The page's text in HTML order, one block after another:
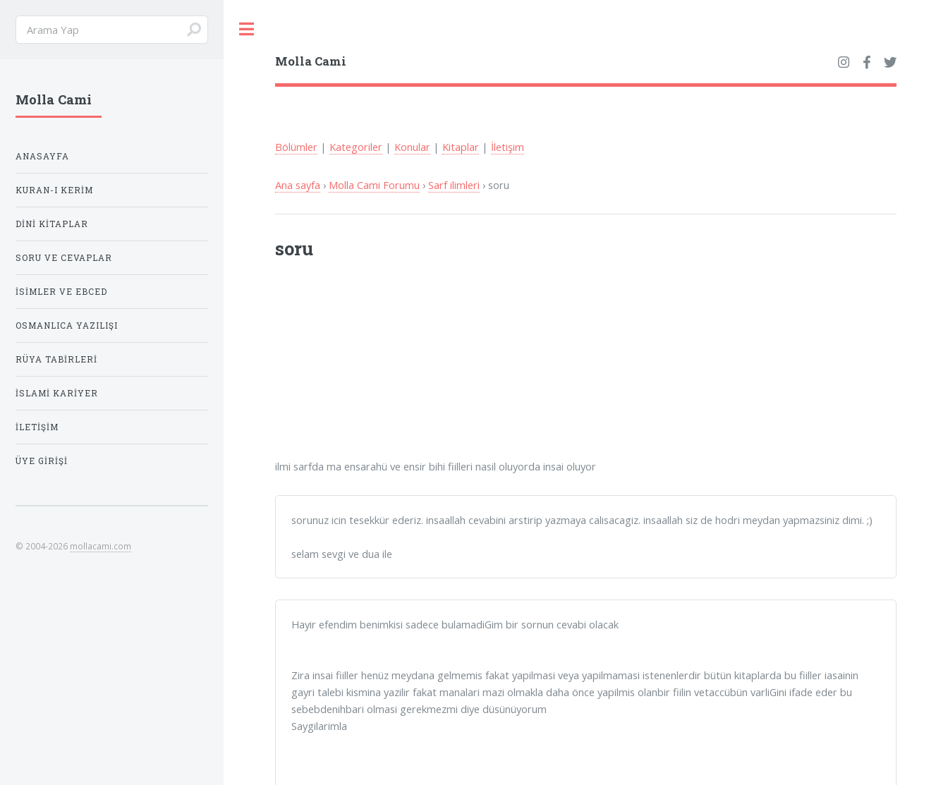
Molla Cami
Bölümler | Kategoriler | Konular | Kitaplar | İletişim
Ana sayfa › Molla Cami Forumu ›Sarf ilimleri › soru
soru
ilmi sarfda ma ensarahü ve ensir bihi fiilleri nasil oluyorda insai oluyor
sorunuz icin tesekkür ederiz. insaallah cevabini arstirip yazmaya calisacagiz. insaallah siz de hodri meydan yapmazsiniz dimi. ;)
selam sevgi ve dua ile
Hayir efendim benimkisi sadece bulamadiGim bir sornun cevabi olacak
Zira insai fiiller henüz meydana gelmemis fakat yapilmasi veya yapilmamasi istenenlerdir bütün kitaplarda bu fiiller iasainin
gayri talebi kismina yazilir fakat manalari mazi olmakla daha önce yapilmis olanbir fiilin vetaccübün varliGini ifade eder bu
sebebdenihbari olmasi gerekmezmi diye düsünüyorum
Saygilarimla
Molla Cami
ANASAYFA
KURAN-I KERIM
DINI KITAPLAR
SORU VE CEVAPLAR
İSIMLER VE EBCED
OSMANLICA YAZILIŞI
RÜYA TABIRLERI
İSLAMI KARIYER
İLETIŞIM
ÜYE GIRIŞI
© 2004-2026 mollacami.com